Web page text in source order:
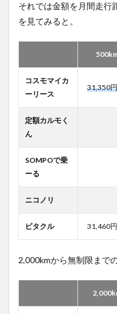
それでは金額を月間走行
を見てみると。
コスモマイカ
ーリース
31,350
定額カルモく
ん
SOMPOで乗
ーる
ニコノリ
ピタクル 31,460
2,000kmから無制限まで